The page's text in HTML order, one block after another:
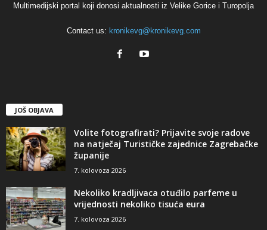
Multimedijski portal koji donosi aktualnosti iz Velike Gorice i Turopolja
Contact us: kronikevg@kronikevg.com
JOŠ OBJAVA
Volite fotografirati? Prijavite svoje radove
na natječaj Turističke zajednice Zagrebačke
županije
7. kolovoza 2026
Nekoliko kradljivaca otuđilo parfeme u
vrijednosti nekoliko tisuća eura
7. kolovoza 2026